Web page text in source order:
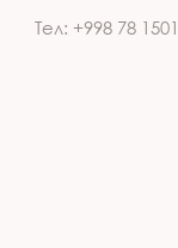
Тел: +998 78